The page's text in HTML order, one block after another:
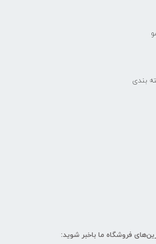
بندی
فروشگاه ما باخبر شوید: